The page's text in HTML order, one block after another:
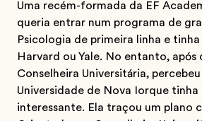
Uma recém-formada da EF
queria entrar num programa de
Psicologia de primeira linha e
Harvard ou Yale. No entanto, após
Conselheira Universitária,
Universidade de Nova Iorque
interessante. Ela traçou um plano